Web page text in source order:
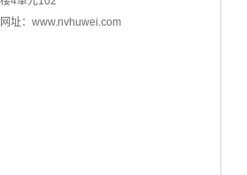
网址：www.nvhuwei.com